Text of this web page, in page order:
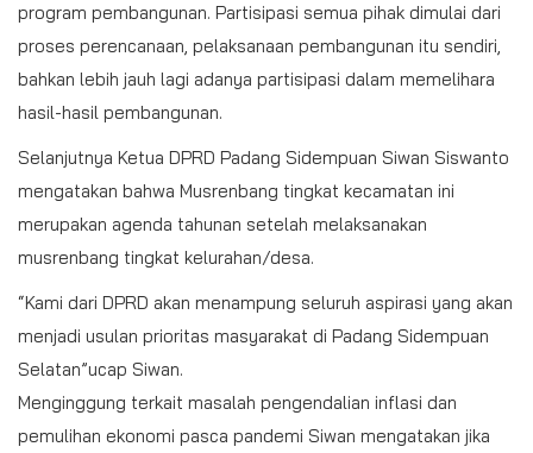
program pembangunan. Partisipasi semua pihak dimulai dari
proses perencanaan, pelaksanaan pembangunan itu sendiri,
bahkan lebih jauh lagi adanya partisipasi dalam memelihara
hasil-hasil pembangunan.
Selanjutnya Ketua DPRD Padang Sidempuan Siwan Siswanto
mengatakan bahwa Musrenbang tingkat kecamatan ini
merupakan agenda tahunan setelah melaksanakan
musrenbang tingkat kelurahan/desa.
“Kami dari DPRD akan menampung seluruh aspirasi yang akan
menjadi usulan prioritas masyarakat di Padang Sidempuan
Selatan”ucap Siwan.
Menginggung terkait masalah pengendalian inflasi dan
pemulihan ekonomi pasca pandemi Siwan mengatakan jika